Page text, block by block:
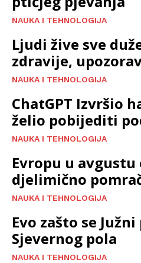
NAUKA I TEHNOLOGIJA
Ljudi žive sve
zdravije,
NAUKA I TEHNOLOGIJA
ChatGPT Izvršio
želio pobijediti
NAUKA I TEHNOLOGIJA
Evropu u avgustu
djelimično
NAUKA I TEHNOLOGIJA
Evo zašto se
Sjevernog pola
NAUKA I TEHNOLOGIJA